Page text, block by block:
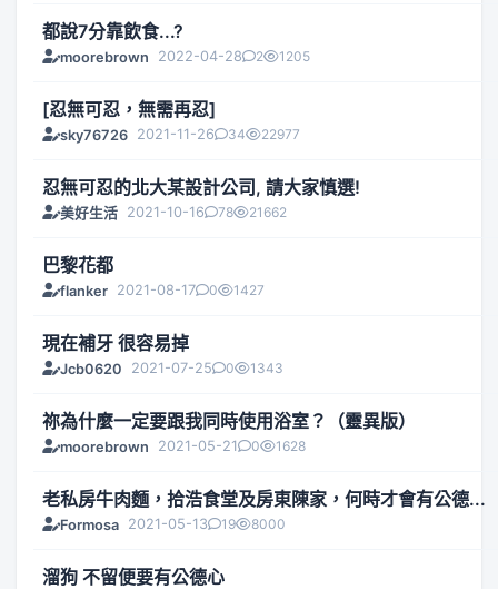
都說7分靠飲食...?
moorebrown 2022-04-28 2 1205
[忍無可忍，無需再忍]
sky76726 2021-11-26 34 22977
忍無可忍的北大某設計公司, 請大家慎選!
美好生活 2021-10-16 78 21662
巴黎花都
flanker 2021-08-17 0 1427
現在補牙 很容易掉
Jcb0620 2021-07-25 0 1343
祢為什麼一定要跟我同時使用浴室？（靈異版）
moorebrown 2021-05-21 0 1628
老私房牛肉麵，拾浩食堂及房東陳家，何時才會有公德...
Formosa 2021-05-13 19 8000
溜狗 不留便要有公德心